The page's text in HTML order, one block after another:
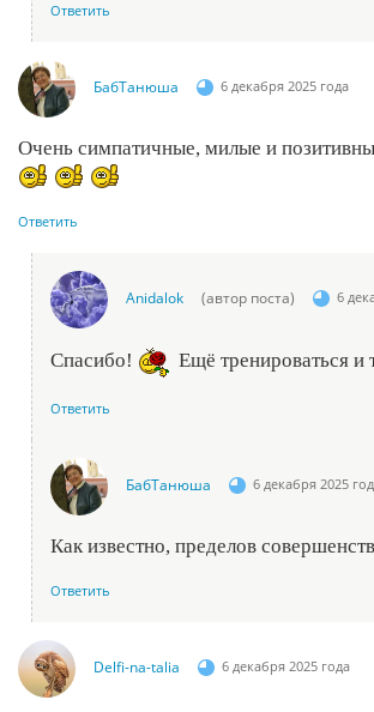
Ответить
БабТанюша 6 декабря 2025 года
Очень симпатичные, милые и
Ответить
Anidalok (автор поста) 6
Спасибо! Ещё тренироваться и
Ответить
БабТанюша 6 декабря 2025
Как известно, пределов
Ответить
Delfi-na-talia 6 декабря 2025 года